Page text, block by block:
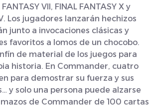
VII, FINAL FANTASY X y
Los jugadores lanzarán hechizos
junto a invocaciones clásicas y
favoritos a lomos de un chocobo.
de material de los juegos para
historia. En Commander, cuatro
para demostrar su fuerza y sus
y solo una persona puede alzarse
de Commander de 100 cartas